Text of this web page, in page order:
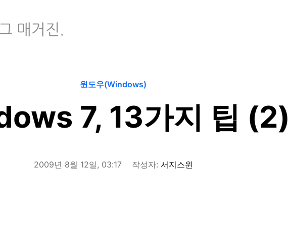
윈도우(Windows)
7, 13가지 팁 (2)
2009년 8월 12일, 03:17 작성자: 서지스윈